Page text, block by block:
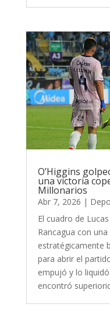
O’Higgins
una victoria
Millonarios
Abr 7, 2026 |
El cuadro de
Rancagua con
estratégicamente
para abrir el
empujó y lo
encontró